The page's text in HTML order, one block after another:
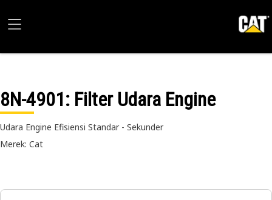
8N-4901: Filter Udara Engine
Udara Engine Efisiensi Standar - Sekunder
Merek: Cat